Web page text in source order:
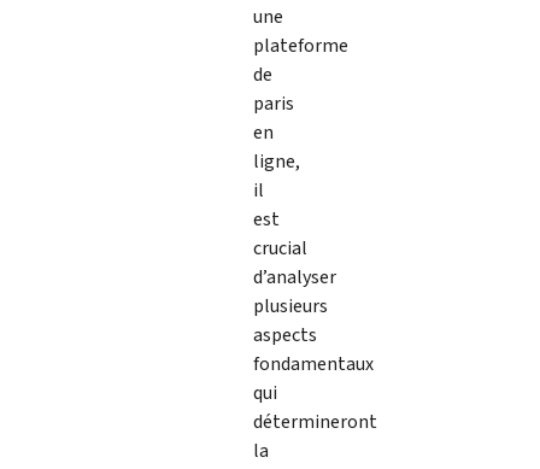
une
plateforme
de
paris
en
ligne,
il
est
crucial
d’analyser
plusieurs
aspects
fondamentaux
qui
détermineront
la